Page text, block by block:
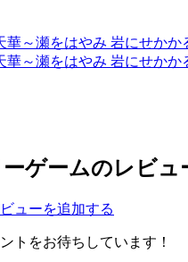
ゲームのレビュ
ューを追加する
トをお待ちしています！